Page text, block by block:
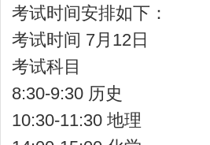
考试时间安排如下：
考试时间 7月12日
考试科目
8:30-9:30 历史
10:30-11:30 地理